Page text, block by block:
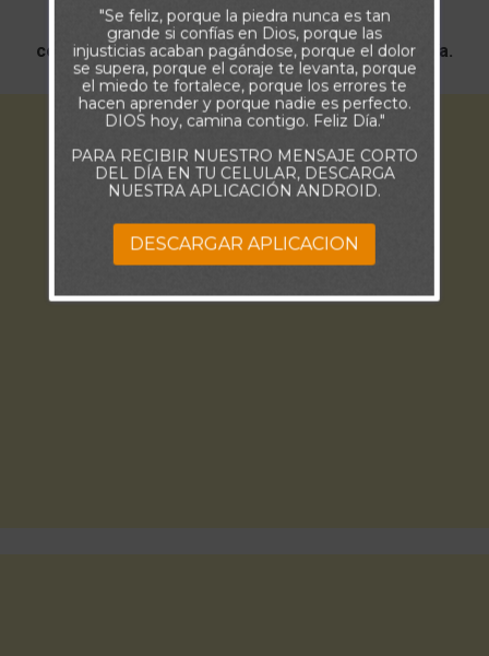
Hoy te entrego el remo para que seas Tu quien
conduzca mi barca a lo largo de este hermoso día.
"Se feliz, porque la piedra nunca es tan
grande si confías en Dios, porque las
injusticias acaban pagándose, porque el dolor
se supera, porque el coraje te levanta, porque
el miedo te fortalece, porque los errores te
hacen aprender y porque nadie es perfecto.
DIOS hoy, camina contigo. Feliz Día."
PARA RECIBIR NUESTRO MENSAJE CORTO
DEL DÍA EN TU CELULAR, DESCARGA
NUESTRA APLICACIÓN ANDROID.
DESCARGAR APLICACION